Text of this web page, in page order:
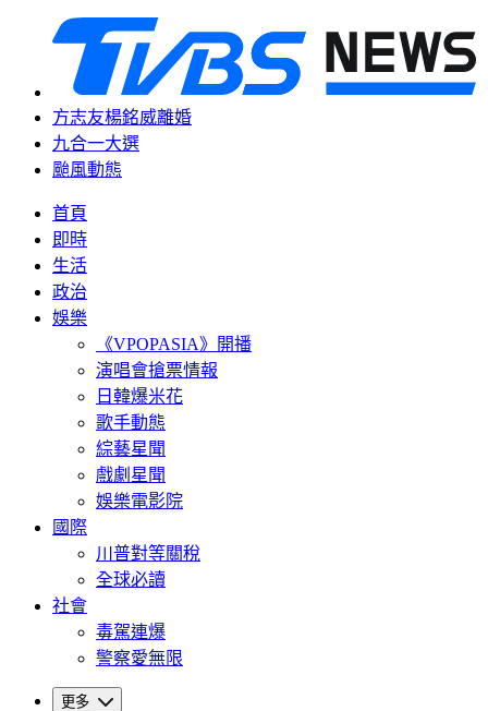
方志友楊銘威離婚
九合一大選
颱風動態
首頁
即時
生活
政治
娛樂
《VPOPASIA》開播
演唱會搶票情報
日韓爆米花
歌手動態
綜藝星聞
戲劇星聞
娛樂電影院
國際
川普對等關稅
全球必讀
社會
毒駕連爆
警察愛無限
更多